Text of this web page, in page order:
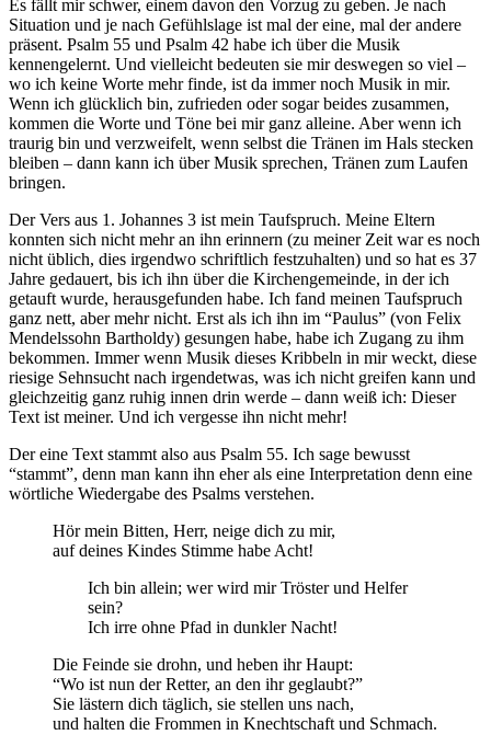
Es fällt mir schwer, einem davon den Vorzug zu geben. Je nach
Situation und je nach Gefühlslage ist mal der eine, mal der andere
präsent. Psalm 55 und Psalm 42 habe ich über die Musik
kennengelernt. Und vielleicht bedeuten sie mir deswegen so viel –
wo ich keine Worte mehr finde, ist da immer noch Musik in mir.
Wenn ich glücklich bin, zufrieden oder sogar beides zusammen,
kommen die Worte und Töne bei mir ganz alleine. Aber wenn ich
traurig bin und verzweifelt, wenn selbst die Tränen im Hals stecken
bleiben – dann kann ich über Musik sprechen, Tränen zum Laufen
bringen.
Der Vers aus 1. Johannes 3 ist mein Taufspruch. Meine Eltern
konnten sich nicht mehr an ihn erinnern (zu meiner Zeit war es noch
nicht üblich, dies irgendwo schriftlich festzuhalten) und so hat es 37
Jahre gedauert, bis ich ihn über die Kirchengemeinde, in der ich
getauft wurde, herausgefunden habe. Ich fand meinen Taufspruch
ganz nett, aber mehr nicht. Erst als ich ihn im “Paulus” (von Felix
Mendelssohn Bartholdy) gesungen habe, habe ich Zugang zu ihm
bekommen. Immer wenn Musik dieses Kribbeln in mir weckt, diese
riesige Sehnsucht nach irgendetwas, was ich nicht greifen kann und
gleichzeitig ganz ruhig innen drin werde – dann weiß ich: Dieser
Text ist meiner. Und ich vergesse ihn nicht mehr!
Der eine Text stammt also aus Psalm 55. Ich sage bewusst
“stammt”, denn man kann ihn eher als eine Interpretation denn eine
wörtliche Wiedergabe des Psalms verstehen.
Hör mein Bitten, Herr, neige dich zu mir,
auf deines Kindes Stimme habe Acht!
Ich bin allein; wer wird mir Tröster und Helfer
sein?
Ich irre ohne Pfad in dunkler Nacht!
Die Feinde sie drohn, und heben ihr Haupt:
“Wo ist nun der Retter, an den ihr geglaubt?”
Sie lästern dich täglich, sie stellen uns nach,
und halten die Frommen in Knechtschaft und Schmach.